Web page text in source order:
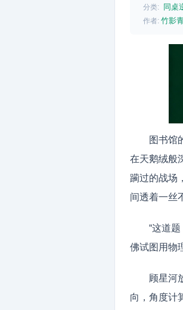
分类: 同桌
作者: 竹影
图书馆
在天鹅绒般
躏过的战场
间透着一丝
“这道
佛试图用物
顾星河
向，角度计